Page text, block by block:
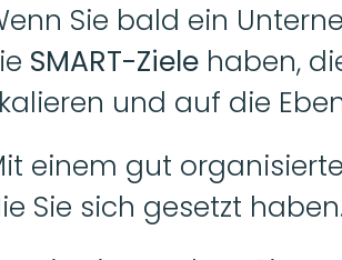
Sie bald ein
SMART-Ziele haben,
und auf die
einem gut
Sie sich gesetzt